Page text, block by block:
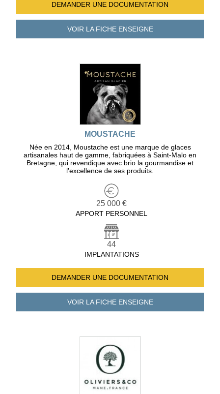
DEMANDER UNE DOCUMENTATION
VOIR LA FICHEENSEIGNE
MOUSTACHE
Née en 2014, Moustache est une marque de glaces
artisanales haut de gamme, fabriquées à Saint-Malo en
Bretagne, qui revendique avec brio la gourmandise et
l’excellence de ses produits.
25 000 €
APPORT PERSONNEL
44
IMPLANTATIONS
DEMANDER UNE DOCUMENTATION
VOIR LA FICHEENSEIGNE